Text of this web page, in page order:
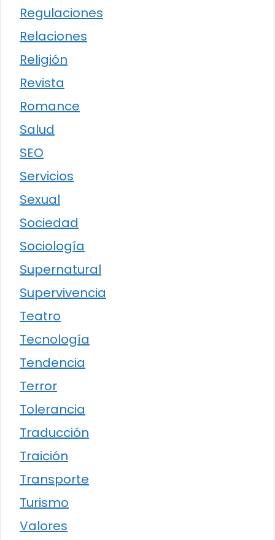
Regulaciones
Relaciones
Religión
Revista
Romance
Salud
SEO
Servicios
Sexual
Sociedad
Sociología
Supernatural
Supervivencia
Teatro
Tecnología
Tendencia
Terror
Tolerancia
Traducción
Traición
Transporte
Turismo
Valores